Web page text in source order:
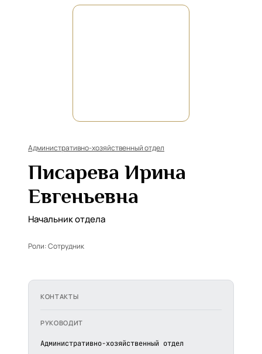
Административно-хозяйственный отдел
Писарева Ирина
Евгеньевна
Начальник отдела
Роли:Сотрудник
КОНТАКТЫ
РУКОВОДИТ
Административно-хозяйственный отдел